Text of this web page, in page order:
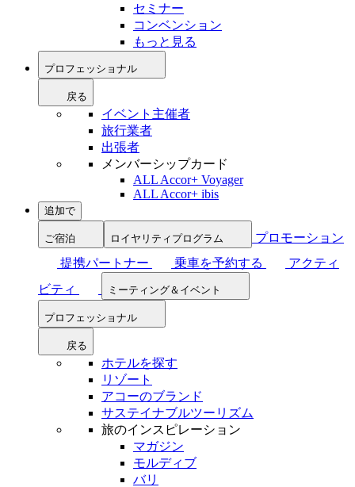
セミナー
コンベンション
もっと見る
プロフェッショナル
戻る
イベント主催者
旅行業者
出張者
メンバーシップカード
ALL Accor+ Voyager
ALL Accor+ ibis
追加で
ご宿泊 ロイヤリティプログラム
プロモーション
提携パートナー
乗車を予約する
アクティ
ビティ
ミーティング＆イベント
プロフェッショナル
戻る
ホテルを探す
リゾート
アコーのブランド
サステイナブルツーリズム
旅のインスピレーション
マガジン
モルディブ
バリ